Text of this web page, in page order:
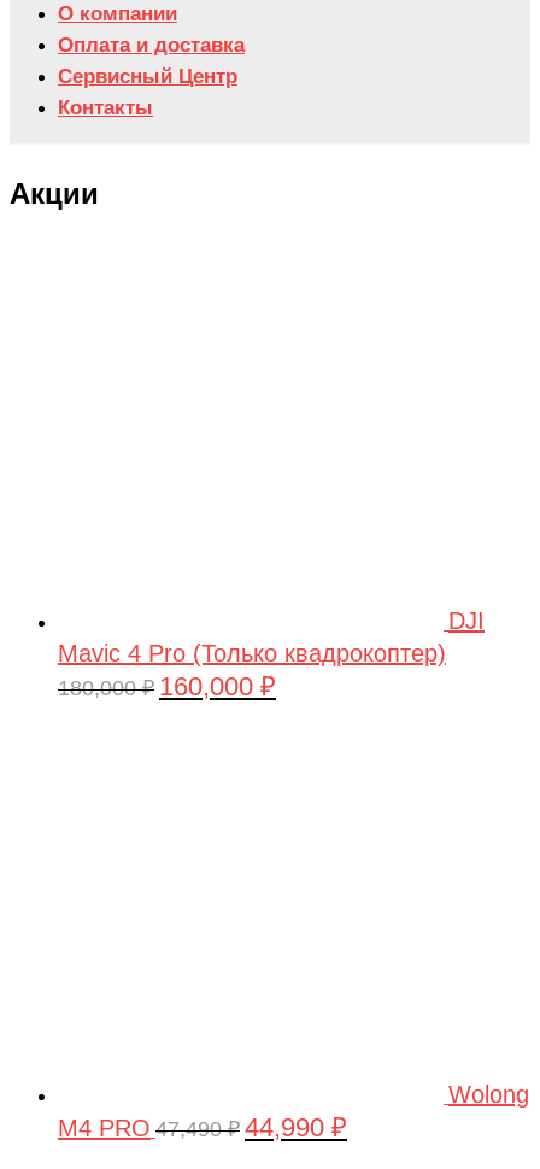
О компании
Оплата и доставка
Сервисный Центр
Контакты
Акции
DJI
Mavic 4 Pro (Только квадрокоптер)
180,000₽ Первоначальная
160,000 ₽
Wolong
M4 PRO 47,490₽ Первоначальная
44,990 ₽